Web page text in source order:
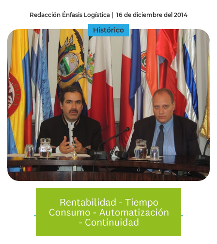
Redacción Énfasis Logística | 16 de diciembre del 2014
Histórico